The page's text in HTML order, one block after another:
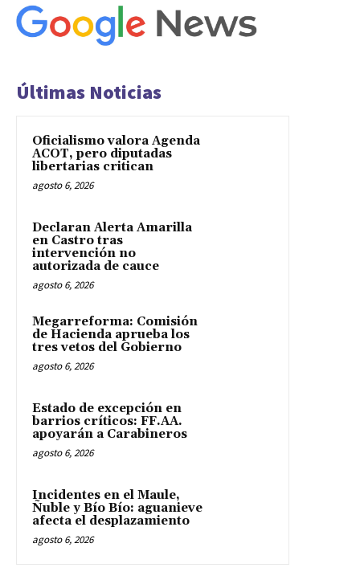
Últimas Noticias
Oficialismo valora Agenda
ACOT, pero diputadas
libertarias critican
agosto 6, 2026
Declaran Alerta Amarilla
en Castro tras
intervención no
autorizada de cauce
agosto 6, 2026
Megarreforma: Comisión
de Hacienda aprueba los
tres vetos del Gobierno
agosto 6, 2026
Estado de excepción en
barrios críticos: FF.AA.
apoyarán a Carabineros
agosto 6, 2026
Incidentes en el Maule,
Ñuble y Bío Bío: aguanieve
afecta el desplazamiento
agosto 6, 2026